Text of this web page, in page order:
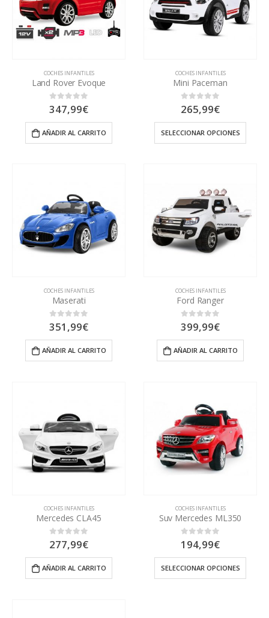
COCHES INFANTILES
Land Rover Evoque
0out of 5
347,99€
AÑADIR AL CARRITO
COCHES INFANTILES
Mini Paceman
0out of 5
265,99€
SELECCIONAR OPCIONES
COCHES INFANTILES
Maserati
0out of 5
351,99€
AÑADIR AL CARRITO
COCHES INFANTILES
Ford Ranger
0out of 5
399,99€
AÑADIR AL CARRITO
COCHES INFANTILES
Mercedes CLA45
0out of 5
277,99€
AÑADIR AL CARRITO
COCHES INFANTILES
Suv Mercedes ML350
0 out of 5
194,99€
SELECCIONAR OPCIONES